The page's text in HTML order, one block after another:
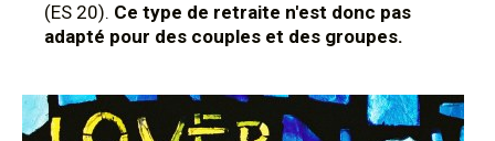
(ES 20). Ce type de retraite n'est donc pas
adapté pour des couples et des groupes.